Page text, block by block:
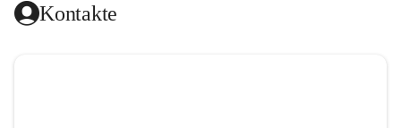
Das kirchenmusikalische Festival Cellensis wird seit dem
Kontakte